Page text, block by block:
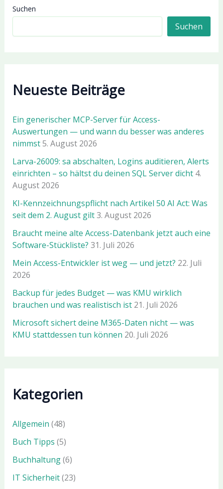
Suchen
Suchen
Neueste Beiträge
Ein generischer MCP-Server für Access-
Auswertungen — und wann du besser was anderes
nimmst5. August 2026
Larva-26009: sa abschalten, Logins auditieren, Alerts
einrichten – so hältst du deinen SQL Server dicht 4.
August 2026
KI-Kennzeichnungspflicht nach Artikel 50 AI Act: Was
seit dem 2. August gilt3. August 2026
Braucht meine alte Access-Datenbank jetzt auch eine
Software-Stückliste? 31. Juli 2026
Mein Access-Entwickler ist weg — und jetzt? 22. Juli
2026
Backup für jedes Budget — was KMU wirklich
brauchen und was realistisch ist 21. Juli 2026
Microsoft sichert deine M365-Daten nicht — was
KMU stattdessen tun können 20. Juli 2026
Kategorien
Allgemein (48)
Buch Tipps (5)
Buchhaltung(6)
IT Sicherheit(23)